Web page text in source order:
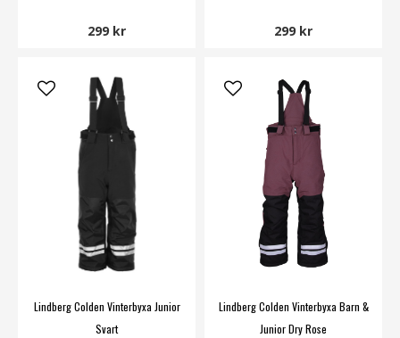
299 kr 299 kr
Lindberg Colden Vinterbyxa Junior
Svart
Lindberg Colden Vinterbyxa Barn &
Junior Dry Rose